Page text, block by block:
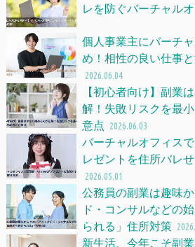
レを防ぐバーチャル
個人事業主にバーチ
め！相性の良い仕事
2026.06.04
【初心者向け】副業
解！失敗リスクを最
意点 2026.06.03
バーチャルオフィス
レゼントを住所バレ
2026.05.01
公務員の副業は趣味
ド・コンサルなどの
られる」住所対策
新生活、今年こそ副